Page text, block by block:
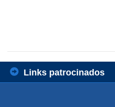
Links patrocinados